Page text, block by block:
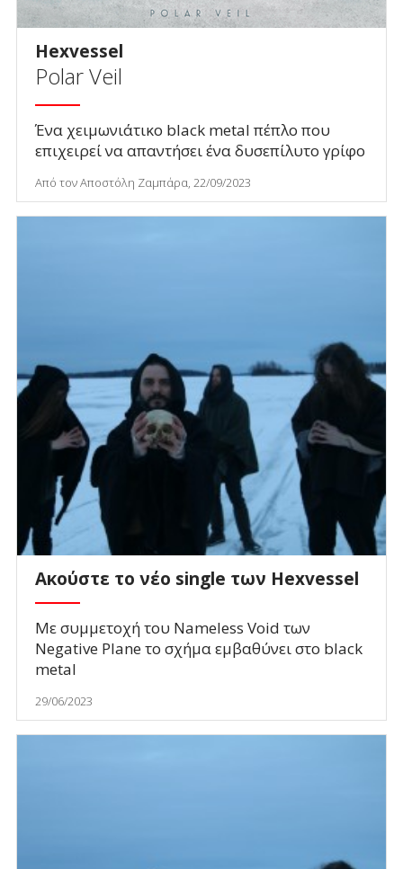
Hexvessel
Polar Veil
Ένα χειμωνιάτικο black metal πέπλο που
επιχειρεί να απαντήσει ένα δυσεπίλυτο γρίφο
Από τον Αποστόλη Ζαμπάρα, 22/09/2023
Ακούστε το νέο single των Hexvessel
Με συμμετοχή του Nameless Void των
Negative Plane το σχήμα εμβαθύνει στο black
metal
29/06/2023